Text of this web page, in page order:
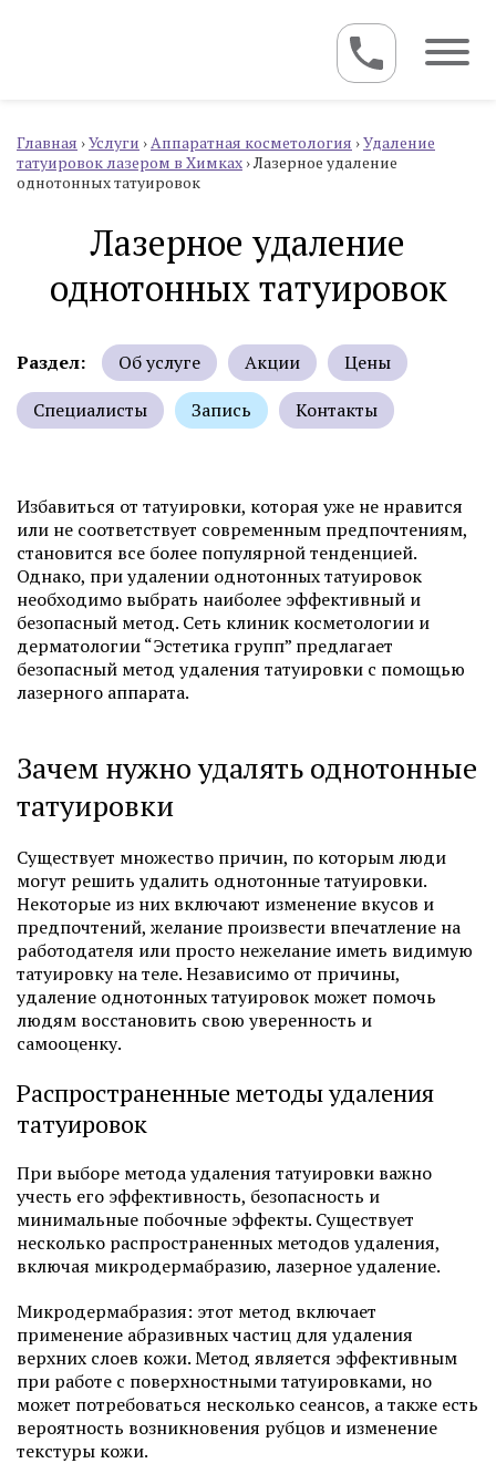
Главная ›Услуги ›Аппаратная косметология ›Удаление
татуировок лазером в Химках ›Лазерное удаление
однотонных татуировок
Лазерное удаление
однотонных татуировок
Раздел: Об услуге Акции
Цены
Специалисты
Запись Контакты
Избавиться от татуировки, которая уже не нравится
или не соответствует современным предпочтениям,
становится все более популярной тенденцией.
Однако, при удалении однотонных татуировок
необходимо выбрать наиболее эффективный и
безопасный метод. Сеть клиник косметологии и
дерматологии “Эстетика групп” предлагает
безопасный метод удаления татуировки с помощью
лазерного аппарата.
Зачем нужно удалять однотонные
татуировки
Существует множество причин, по которым люди
могут решить удалить однотонные татуировки.
Некоторые из них включают изменение вкусов и
предпочтений, желание произвести впечатление на
работодателя или просто нежелание иметь видимую
татуировку на теле. Независимо от причины,
удаление однотонных татуировок может помочь
людям восстановить свою уверенность и
самооценку.
Распространенные методы удаления
татуировок
При выборе метода удаления татуировки важно
учесть его эффективность, безопасность и
минимальные побочные эффекты. Существует
несколько распространенных методов удаления,
включая микродермабразию, лазерное удаление.
Микродермабразия: этот метод включает
применение абразивных частиц для удаления
верхних слоев кожи. Метод является эффективным
при работе с поверхностными татуировками, но
может потребоваться несколько сеансов, а также есть
вероятность возникновения рубцов и изменение
текстуры кожи.